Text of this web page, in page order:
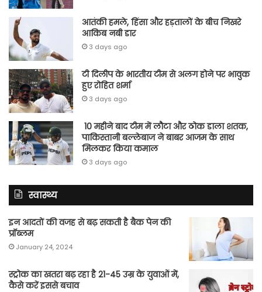
आतंकी हमले, हिंसा और हड़तालों के बीच निखरे
आकिब नबी डार
3 days ago
टी दिलीप के भारतीय टीम से अलग होने पर भावुक
हुए रोहित शर्मा
3 days ago
10 महीने बाद टीम में लौटा और ठोक डाला शतक,
पाकिस्तानी बल्लेबाज ने बाबर आजम के साथ
मिलकर किया कमाल
3 days ago
स्वास्थ्य
इन आदतों की वजह से बढ़ सकती है बैक पेन की
प्रॉब्लम
January 24, 2024
स्ट्रोक का खतरा बढ़ रहा है 21-45 उम्र के युवाओं में,
कैसे करें इससे बचाव